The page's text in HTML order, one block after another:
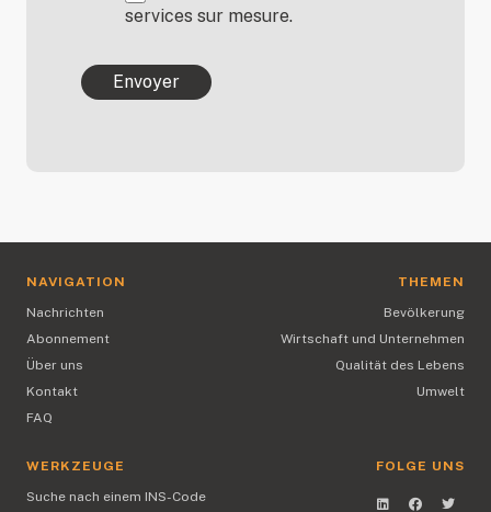
services sur mesure.
NAVIGATION
Nachrichten
Abonnement
Über uns
Kontakt
FAQ
THEMEN
Bevölkerung
Wirtschaft und Unternehmen
Qualität des Lebens
Umwelt
WERKZEUGE
Suche nach einem INS-Code
FOLGE UNS